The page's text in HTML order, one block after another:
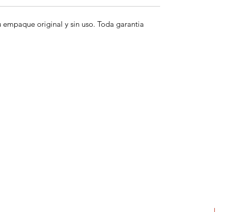
original y sin uso. Toda garantia